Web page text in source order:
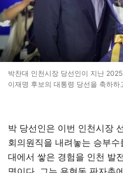
박찬대 인천시장 당선인이 지난
이재명 후보의 대통령 당선을 축하하
박 당선인은 이번 인천시장
회의원직을 내려놓는 승부
대에서 쌓은 경험을 인천 발